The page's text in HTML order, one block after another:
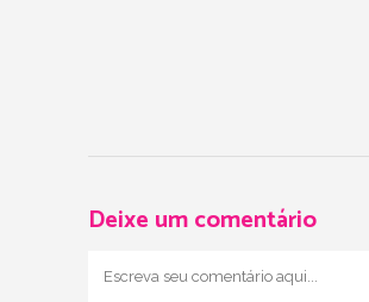
Deixe um comentário